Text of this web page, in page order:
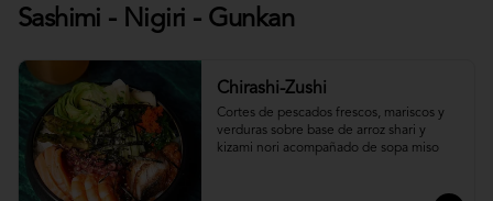
Sashimi - Nigiri - Gunkan
Chirashi-Zushi
Cortes de pescados frescos, mariscos y
verduras sobre base de arroz shari y
kizami nori acompañado de sopa miso